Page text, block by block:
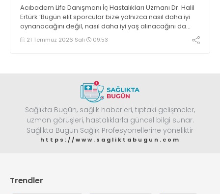
Acıbadem Life Danışmanı İç Hastalıkları Uzmanı Dr. Halil
Ertürk ‘Bugün elit sporcular bize yalnızca nasıl daha iyi
oynanacağını değil, nasıl daha iyi yaş alınacağını da
gösteriyor. Longevity, daha uzun yaşamaktan çok, daha
uzun süre güçlü, hareketli ve üretken kalabilmenin
21 Temmuz 2026 Salı 09:53
Sağlıkta Bugün, sağlık haberleri, tıptaki gelişmeler,
uzman görüşleri, hastalıklarla güncel bilgi sunar.
Sağlıkta Bugün Sağlık Profesyonellerine yöneliktir
https://www.sagliktabugun.com
Trendler